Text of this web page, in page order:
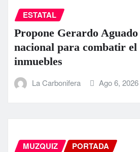
ESTATAL
Propone Gerardo
nacional para combatir el
inmuebles
La Carbonifera Ago 6, 2026
MUZQUIZ PORTADA